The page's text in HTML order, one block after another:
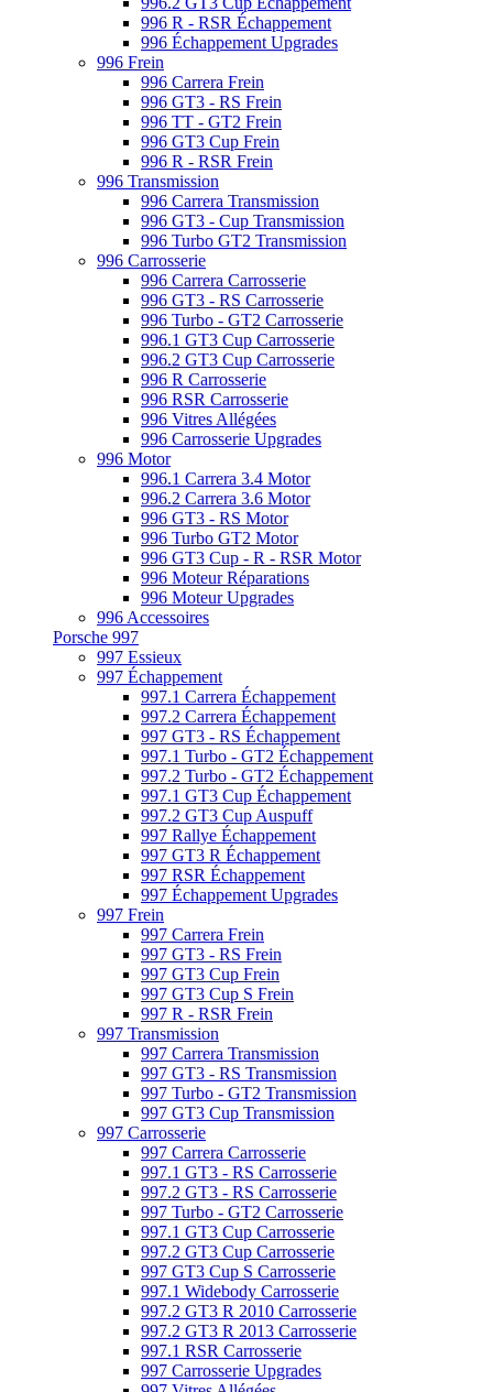
996 R - RSR Échappement
996 Échappement Upgrades
996 Frein
996 Carrera Frein
996 GT3 - RS Frein
996 TT - GT2 Frein
996 GT3 Cup Frein
996 R - RSR Frein
996 Transmission
996 Carrera Transmission
996 GT3 - Cup Transmission
996 Turbo GT2 Transmission
996 Carrosserie
996 Carrera Carrosserie
996 GT3 - RS Carrosserie
996 Turbo - GT2 Carrosserie
996.1 GT3 Cup Carrosserie
996.2 GT3 Cup Carrosserie
996 R Carrosserie
996 RSR Carrosserie
996 Vitres Allégées
996 Carrosserie Upgrades
996 Motor
996.1 Carrera 3.4 Motor
996.2 Carrera 3.6 Motor
996 GT3 - RS Motor
996 Turbo GT2 Motor
996 GT3 Cup - R - RSR Motor
996 Moteur Réparations
996 Moteur Upgrades
996 Accessoires
Porsche 997
997 Essieux
997 Échappement
997.1 Carrera Échappement
997.2 Carrera Échappement
997 GT3 - RS Échappement
997.1 Turbo - GT2 Échappement
997.2 Turbo - GT2 Échappement
997.1 GT3 Cup Échappement
997.2 GT3 Cup Auspuff
997 Rallye Échappement
997 GT3 R Échappement
997 RSR Échappement
997 Échappement Upgrades
997 Frein
997 Carrera Frein
997 GT3 - RS Frein
997 GT3 Cup Frein
997 GT3 Cup S Frein
997 R - RSR Frein
997 Transmission
997 Carrera Transmission
997 GT3 - RS Transmission
997 Turbo - GT2 Transmission
997 GT3 Cup Transmission
997 Carrosserie
997 Carrera Carrosserie
997.1 GT3 - RS Carrosserie
997.2 GT3 - RS Carrosserie
997 Turbo - GT2 Carrosserie
997.1 GT3 Cup Carrosserie
997.2 GT3 Cup Carrosserie
997 GT3 Cup S Carrosserie
997.1 Widebody Carrosserie
997.2 GT3 R 2010 Carrosserie
997.2 GT3 R 2013 Carrosserie
997.1 RSR Carrosserie
997 Carrosserie Upgrades